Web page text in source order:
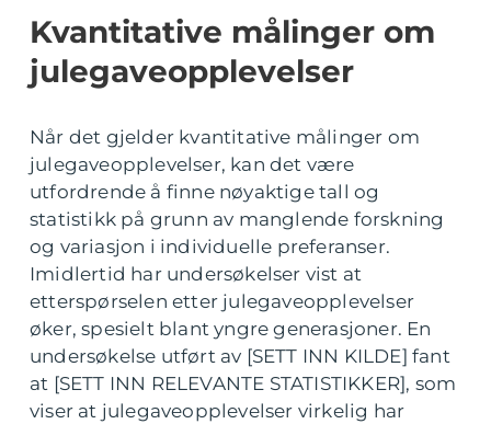
Kvantitative målinger om
julegaveopplevelser
Når det gjelder kvantitative målinger om
julegaveopplevelser, kan det være
utfordrende å finne nøyaktige tall og
statistikk på grunn av manglende forskning
og variasjon i individuelle preferanser.
Imidlertid har undersøkelser vist at
etterspørselen etter julegaveopplevelser
øker, spesielt blant yngre generasjoner. En
undersøkelse utført av [SETT INN KILDE] fant
at [SETT INN RELEVANTE STATISTIKKER], som
viser at julegaveopplevelser virkelig har